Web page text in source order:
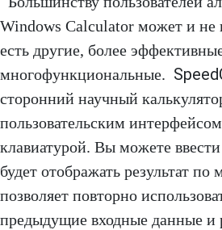
Windows Calculator может и не
есть другие, более
многофункциональные.
сторонний научный
пользовательским
клавиатурой. Вы можете
будет отображать результат по
позволяет повторно
предыдущие входные данные и